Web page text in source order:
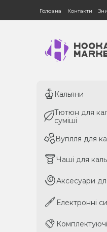
Головна Контакти
Кальяни
Тютюн для
суміші
Вугілля для
Чаші для
Аксесуари
Електронні
Кальяни
Тютюн для
суміші
Вугілля для
Чаші для
Аксесуари
Електронні